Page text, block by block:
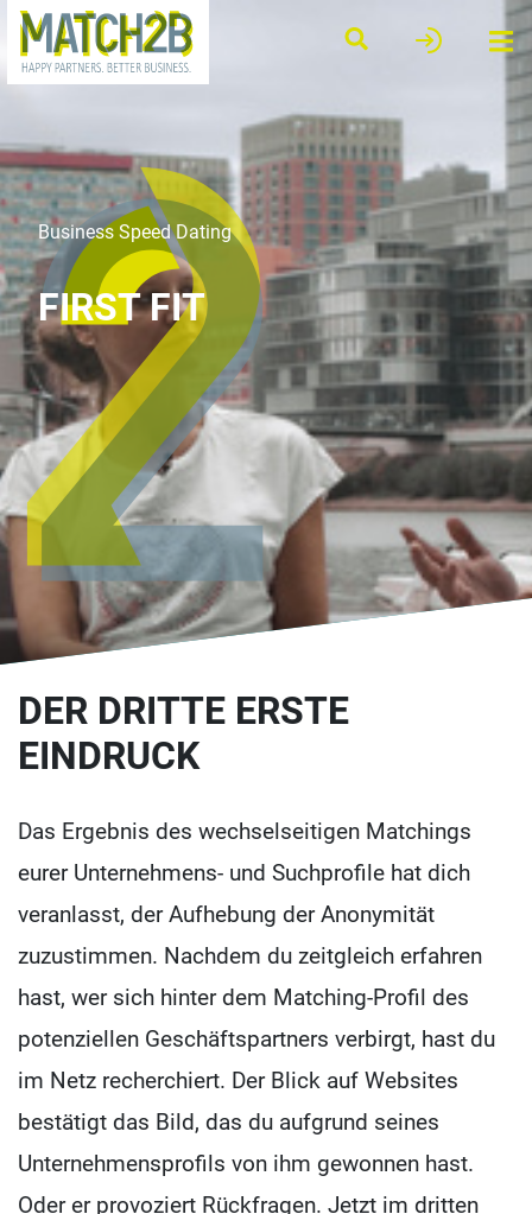
Business Speed Dating
FIRST FIT
DER DRITTE ERSTE
EINDRUCK
Das Ergebnis des wechselseitigen Matchings
eurer Unternehmens- und Suchprofile hat dich
veranlasst, der Aufhebung der Anonymität
zuzustimmen. Nachdem du zeitgleich erfahren
hast, wer sich hinter dem Matching-Profil des
potenziellen Geschäftspartners verbirgt, hast du
im Netz recherchiert. Der Blick auf Websites
bestätigt das Bild, das du aufgrund seines
Unternehmensprofils von ihm gewonnen hast.
Oder er provoziert Rückfragen. Jetzt im dritten